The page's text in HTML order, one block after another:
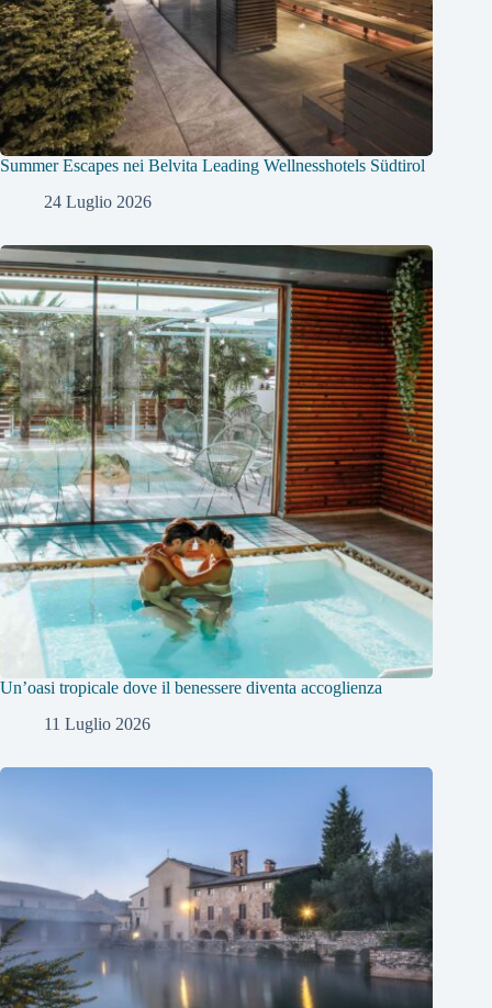
Summer Escapes nei Belvita Leading Wellnesshotels Südtirol
24 Luglio 2026
Un’oasi tropicale dove il benessere diventa accoglienza
11 Luglio 2026